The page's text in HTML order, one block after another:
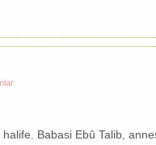
Babasi Ebû Talib,